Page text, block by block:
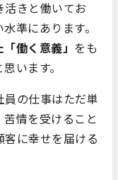
きと働いてお
準にあります。
働く意義」 をも
います。
の仕事はただ単
情を受けること
に幸せを届ける